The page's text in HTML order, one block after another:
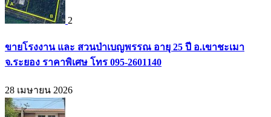
2
ขายโรงงาน และ สวนป่าเบญพรรณ อายุ 25 ปี อ.เขาชะเมา
จ.ระยอง ราคาพิเศษ โทร 095-2601140
28 เมษายน 2026